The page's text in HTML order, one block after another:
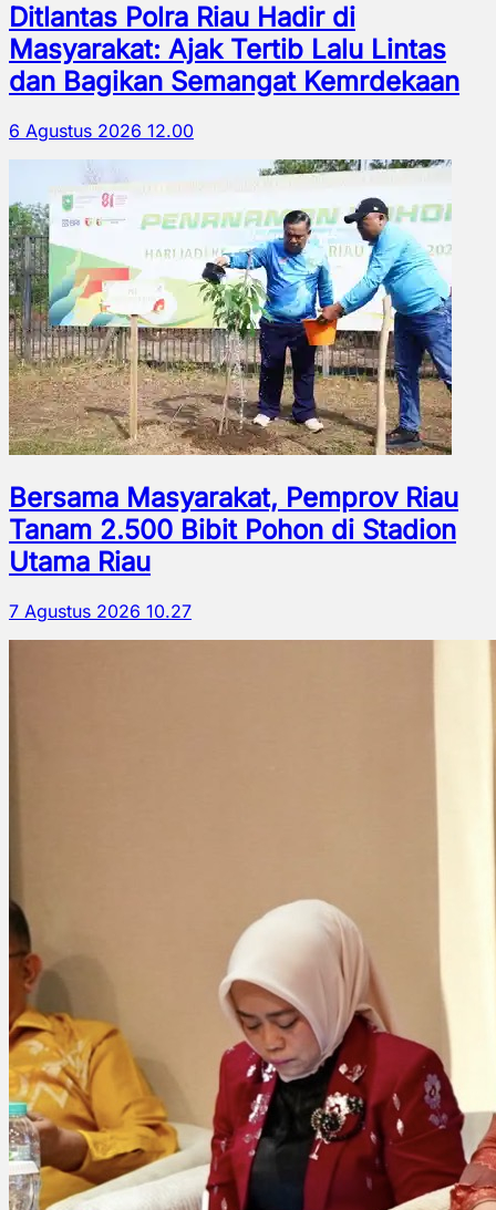
Ditlantas Polra Riau Hadir di
Masyarakat: Ajak Tertib Lalu Lintas
dan Bagikan Semangat Kemrdekaan
6 Agustus 2026 12.00
Bersama Masyarakat, Pemprov Riau
Tanam 2.500 Bibit Pohon di Stadion
Utama Riau
7 Agustus 2026 10.27